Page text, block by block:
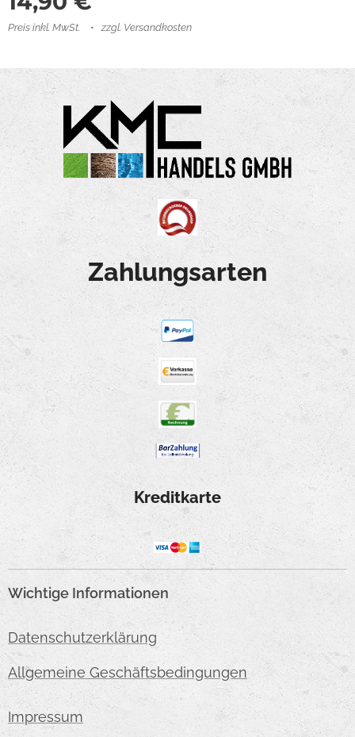
Preis inkl. MwSt. zzgl. Versandkosten
Zahlungsarten
Kreditkarte
Wichtige Informationen
Datenschutzerklärung
Allgemeine Geschäftsbedingungen
Impressum